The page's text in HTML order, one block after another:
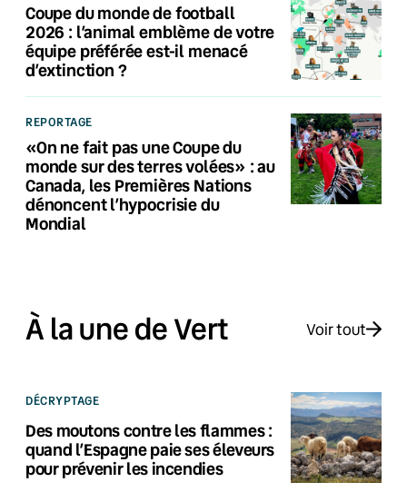
Coupe du monde de football
2026 : l’animal emblème de votre
équipe préférée est-il menacé
d’extinction ?
REPORTAGE
«On ne fait pas une Coupe du
monde sur des terres volées» : au
Canada, les Premières Nations
dénoncent l’hypocrisie du
Mondial
À la une de Vert Voir tout
DÉCRYPTAGE
Des moutons contre les flammes :
quand l’Espagne paie ses éleveurs
pour prévenir les incendies